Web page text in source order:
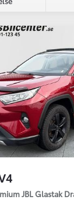
JBL Glastak